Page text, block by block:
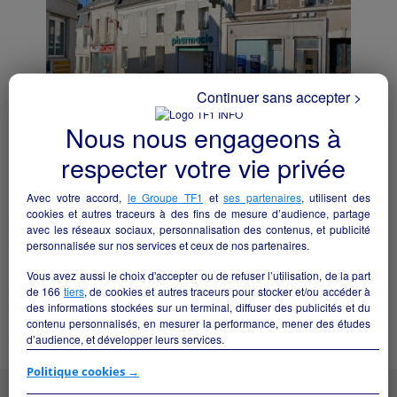
pharmacie
Savigny-sur-Braye - 41360
Santé particulier
Voir toutes les annonces "Santé" de la
région
Nous nous engageons à
respecter votre vie privée
Avec votre accord, le Groupe TF1 etses partenaires, utilisent des
cookies et autres traceurs à des fins de mesure d’audience, partage
avec les réseaux sociaux, personnalisation des contenus, et publicité
personnalisée sur nos services et ceux de nos partenaires.
Vous avez aussi le choix d'accepter ou de refuser l’utilisation, de la part
de 166 tiers, de cookies et autres traceurs pour stocker et/ou accéder à
des informations stockées sur un terminal, diffuser des publicités et du
contenu personnalisés, en mesurer la performance, mener des études
d’audience, et développer leurs services.
Si vous continuez sans accepter, les fonctionnalités liées à la
Politique cookies →
Continuer sans accepter >